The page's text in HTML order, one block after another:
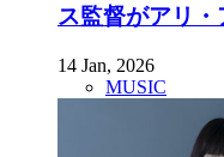
ス監督がアリ
14 Jan, 2026
MUSIC